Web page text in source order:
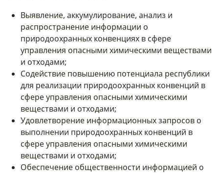
Выявление, аккумулирование, анализ и
распространение информации о
природоохранных конвенциях в сфере
управления опасными химическими веществами
и отходами;
Содействие повышению потенциала республики
для реализации природоохранных конвенций в
сфере управления опасными химическими
веществами и отходами;
Удовлетворение информационных запросов о
выполнении природоохранных конвенций в
сфере управления опасными химическими
веществами и отходами;
Обеспечение общественности информацией о